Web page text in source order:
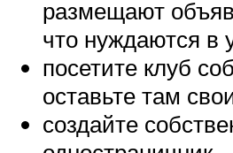
размещают
что нуждаются в
посетите клуб
оставьте там
создайте